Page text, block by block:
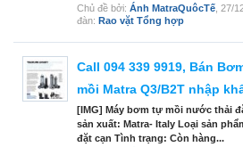
Chủ đề bởi: Ánh MatraQuôcTế 27/
đàn: Rao vặt Tổng hợp
Call 094 339 9919, Bán
mồi Matra Q3/B2T nhập
[IMG] Máy bơm tự mồi nước thải
sản xuất: Matra- Italy Loại sản
đặt cạn Tình trạng: Còn hàng...